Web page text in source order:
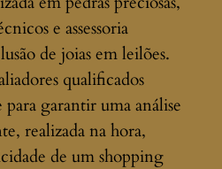
e assessoria
de joias em leilões.
qualificados
para garantir uma análise
realizada na hora,
de um shopping